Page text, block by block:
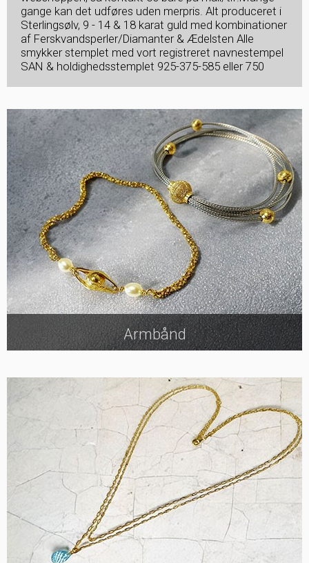
gange kan det udføres uden merpris. Alt produceret i
Sterlingsølv, 9 - 14 & 18 karat guld med kombinationer
af Ferskvandsperler/Diamanter & Ædelsten Alle
smykker stemplet med vort registreret navnestempel
SAN & holdighedsstemplet 925-375-585 eller 750
Armbånd